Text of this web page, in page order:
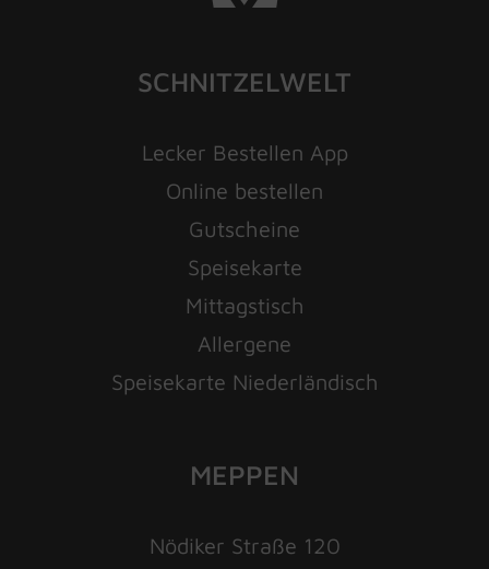
SCHNITZELWELT
Lecker Bestellen App
Online bestellen
Gutscheine
Speisekarte
Mittagstisch
Allergene
Speisekarte Niederländisch
MEPPEN
Nödiker Straße 120